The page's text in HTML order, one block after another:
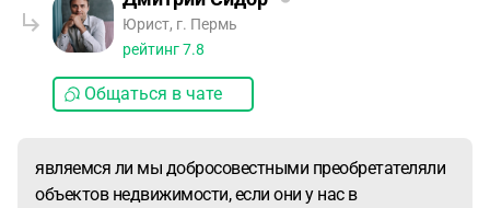
Юрист, г. Пермь
рейтинг7.8
Общаться в чате
являемся ли мы добросовестными преобретателяли
объектов недвижимости, если они у нас в